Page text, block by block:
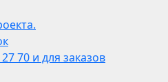
70 и для заказов